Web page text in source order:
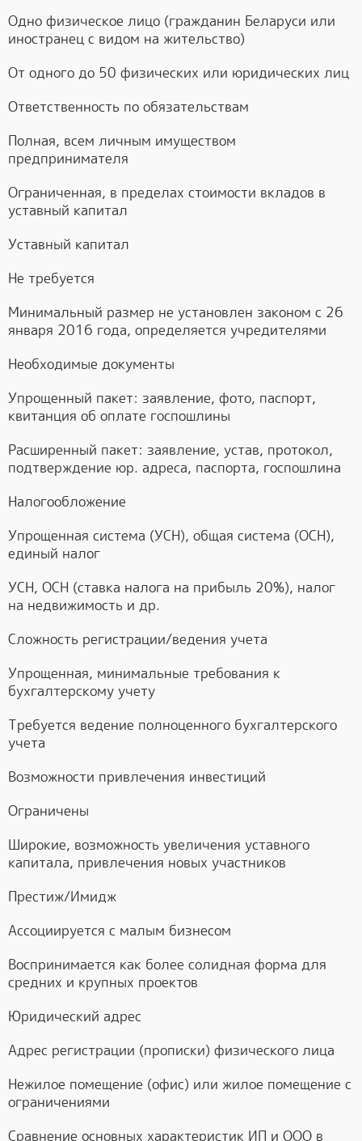
Одно физическое лицо (гражданин Беларуси или
иностранец с видом на жительство)
От одного до 50 физических или юридических лиц
Ответственность по обязательствам
Полная, всем личным имуществом
предпринимателя
Ограниченная, в пределах стоимости вкладов в
уставный капитал
Уставный капитал
Не требуется
Минимальный размер не установлен законом с 26
января 2016 года, определяется учредителями
Необходимые документы
Упрощенный пакет: заявление, фото, паспорт,
квитанция об оплате госпошлины
Расширенный пакет: заявление, устав, протокол,
подтверждение юр. адреса, паспорта, госпошлина
Налогообложение
Упрощенная система (УСН), общая система (ОСН),
единый налог
УСН, ОСН (ставка налога на прибыль 20%), налог
на недвижимость и др.
Сложность регистрации/ведения учета
Упрощенная, минимальные требования к
бухгалтерскому учету
Требуется ведение полноценного бухгалтерского
учета
Возможности привлечения инвестиций
Ограничены
Широкие, возможность увеличения уставного
капитала, привлечения новых участников
Престиж/Имидж
Ассоциируется с малым бизнесом
Воспринимается как более солидная форма для
средних и крупных проектов
Юридический адрес
Адрес регистрации (прописки) физического лица
Нежилое помещение (офис) или жилое помещение с
ограничениями
Сравнение основных характеристик ИП и ООО в